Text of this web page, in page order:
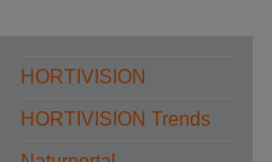
HORTIVISION
HORTIVISION Trends